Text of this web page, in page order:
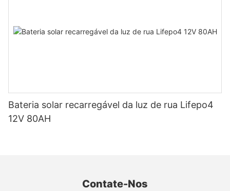
Bateria solar recarregável da luz de rua Lifepo4
12V 80AH
Contate-Nos